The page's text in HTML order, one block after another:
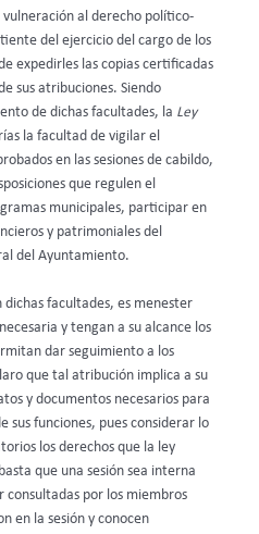
al derecho político-
del ejercicio del cargo de los
expedirles las copias certificadas
sus atribuciones. Siendo
de dichas facultades, la Ley
la facultad de vigilar el
en las sesiones de cabildo,
que regulen el
municipales, participar en
y patrimoniales del
del Ayuntamiento.
facultades, es menester
y tengan a su alcance los
dar seguimiento a los
que tal atribución implica a su
y documentos necesarios para
sus funciones, pues considerar lo
los derechos que la ley
que una sesión sea interna
consultadas por los miembros
en la sesión y conocen